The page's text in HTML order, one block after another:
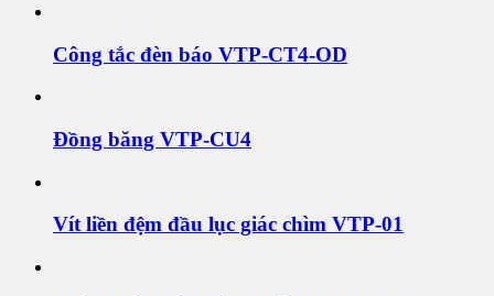
Công tắc đèn báo VTP-CT4-OD
Đồng băng VTP-CU4
Vít liền đệm đầu lục giác chìm VTP-01